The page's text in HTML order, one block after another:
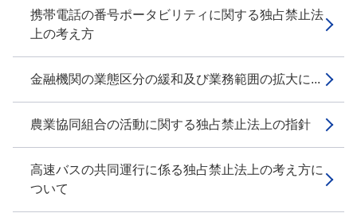
携帯電話の番号ポータビリティに関する独占禁止法
上の考え方
金融機関の業態区分の緩和及び業務範囲の拡大に...
農業協同組合の活動に関する独占禁止法上の指針
高速バスの共同運行に係る独占禁止法上の考え方に
ついて